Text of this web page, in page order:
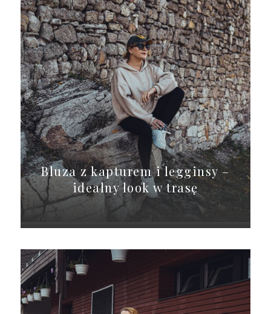
Bluza z kapturem i legginsy –
idealny look w trasę